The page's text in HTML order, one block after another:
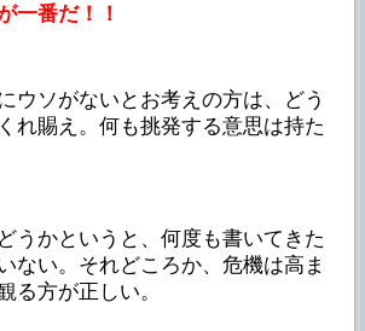
一番だ！！
ウソがないとお考えの方は、どう
れ賜え。何も挑発する意思は持た
うかというと、何度も書いてきた
ない。それどころか、危機は高ま
る方が正しい。